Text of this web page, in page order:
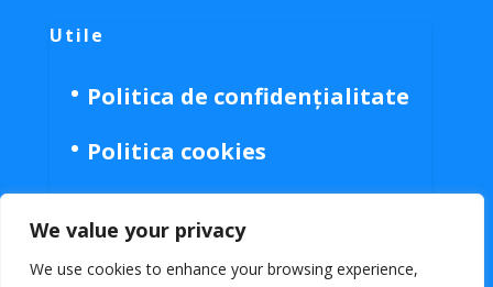
We value your privacy
We use cookies to enhance your browsing experience,
Utile
Politica de confidențialitate
Politica cookies